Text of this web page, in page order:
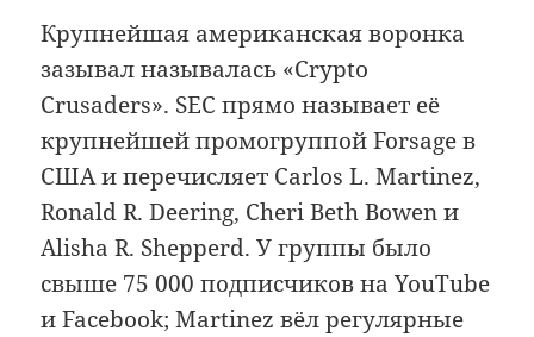
Крупнейшая американская воронка
зазывал называлась «Crypto
Crusaders». SEC прямо называет её
крупнейшей промогруппой Forsage в
США и перечисляет Carlos L. Martinez,
Ronald R. Deering, Cheri Beth Bowen и
Alisha R. Shepperd. У группы было
свыше 75 000 подписчиков на YouTube
и Facebook; Martinez вёл регулярные